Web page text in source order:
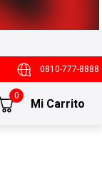
0810-777-8888
0